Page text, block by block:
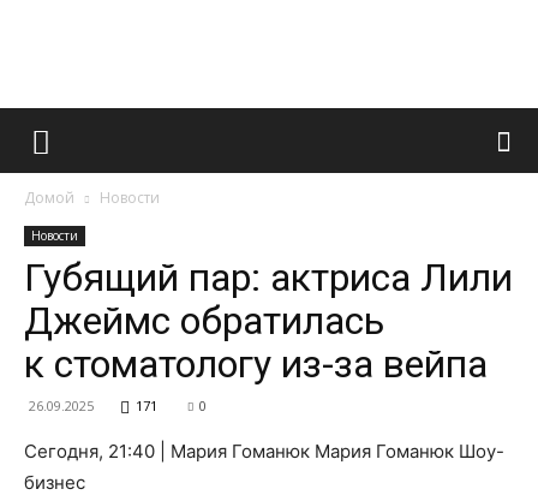
Французский
и
Домой Новости
Новости
Губящий пар: актриса Лили
Джеймс обратилась
к стоматологу из-за вейпа
26.09.2025 171 0
Сегодня, 21:40 | Мария Гоманюк Мария Гоманюк Шоу-
бизнес